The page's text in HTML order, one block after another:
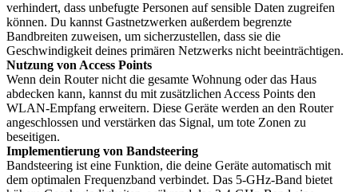
verhindert, dass unbefugte Personen auf sensible Daten zugreifen
können. Du kannst Gastnetzwerken außerdem begrenzte
Bandbreiten zuweisen, um sicherzustellen, dass sie die
Geschwindigkeit deines primären Netzwerks nicht beeinträchtigen.
Nutzung von Access Points
Wenn dein Router nicht die gesamte Wohnung oder das Haus
abdecken kann, kannst du mit zusätzlichen Access Points den
WLAN-Empfang erweitern. Diese Geräte werden an den Router
angeschlossen und verstärken das Signal, um tote Zonen zu
beseitigen.
Implementierung von Bandsteering
Bandsteering ist eine Funktion, die deine Geräte automatisch mit
dem optimalen Frequenzband verbindet. Das 5-GHz-Band bietet